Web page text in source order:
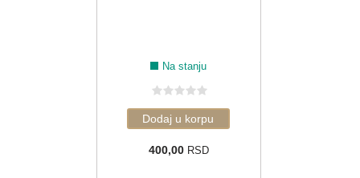
Na stanju
400,00RSD